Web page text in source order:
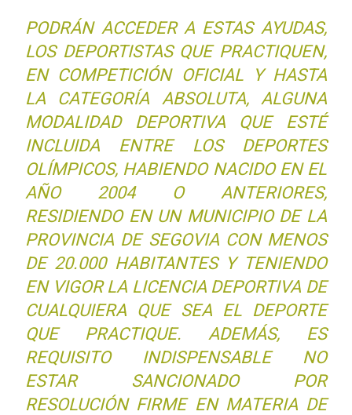
PODRÁN ACCEDER A ESTAS AYUDAS,
LOS DEPORTISTAS QUE PRACTIQUEN,
EN COMPETICIÓN OFICIAL Y HASTA
LA CATEGORÍA ABSOLUTA, ALGUNA
MODALIDAD DEPORTIVA QUE ESTÉ
INCLUIDA ENTRE LOS DEPORTES
OLÍMPICOS, HABIENDO NACIDO EN EL
AÑO 2004 O ANTERIORES,
RESIDIENDO EN UN MUNICIPIO DE LA
PROVINCIA DE SEGOVIA CON MENOS
DE 20.000 HABITANTES Y TENIENDO
EN VIGOR LA LICENCIA DEPORTIVA DE
CUALQUIERA QUE SEA EL DEPORTE
QUE PRACTIQUE. ADEMÁS, ES
REQUISITO INDISPENSABLE NO
ESTAR SANCIONADO POR
RESOLUCIÓN FIRME EN MATERIA DE